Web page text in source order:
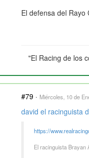
El defensa del
"El Racing de los
#79 · Miércoles, 10 de
david el racinguista
https://
El racinguista Brayan